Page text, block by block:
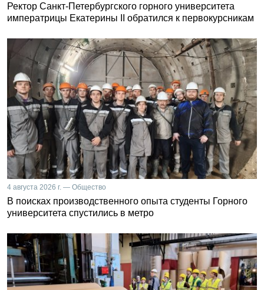
Ректор Санкт-Петербургского горного университета
императрицы Екатерины II обратился к первокурсникам
4 августа 2026 г. — Общество
В поисках производственного опыта студенты Горного
университета спустились в метро